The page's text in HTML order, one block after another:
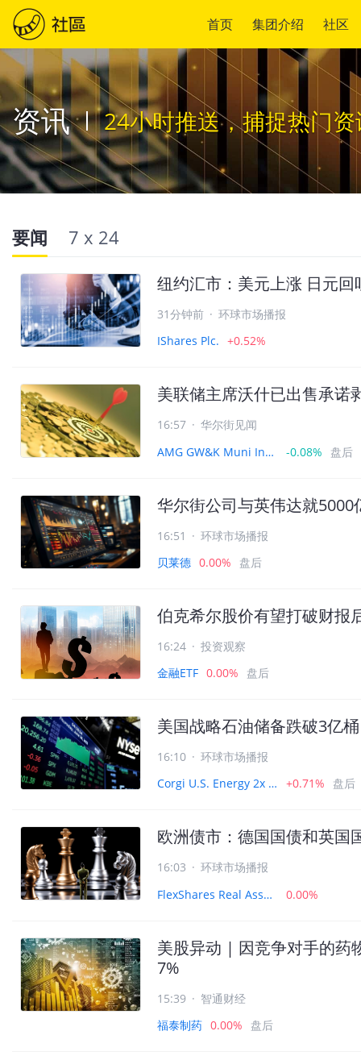
首页 集团介绍 社区
资讯 24小时推送，捕捉热门
要闻 7 x 24
纽约汇市：美元上涨 日元
31分钟前 · 环球市场播报
IShares Plc. +0.52%
美联储主席沃什已出售承诺
16:57 · 华尔街见闻
AMG GW&K Muni Income ETF
-0.08% 盘后
华尔街公司与英伟达就
16:51 · 环球市场播报
贝莱德 0.00% 盘后
伯克希尔股价有望打破财报
16:24 · 投资观察
金融ETF 0.00% 盘后
美国战略石油储备跌破3亿
16:10 · 环球市场播报
Corgi U.S. Energy 2x Daily ETF
+0.71% 盘后
欧洲债市：德国国债和英国
16:03 · 环球市场播报
FlexShares Real Assets Allocation Index Fund
0.00%
美股异动 | 因竞争对手的药
7%
15:39 · 智通财经
福泰制药 0.00% 盘后